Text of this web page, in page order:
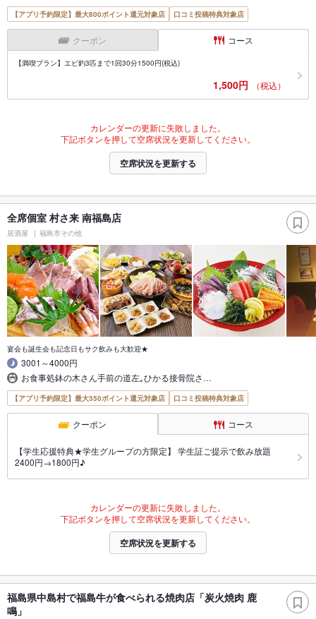
【アプリ予約限定】最大800ポイント還元対象店 口コミ投稿特典対象店
クーポン コース
【満喫プラン】エビ釣3匹まで1回30分1500円(税込)
1,500円 （税込）
カレンダーの更新に失敗しました。
下記ボタンを押して空席状況を更新してください。
空席状況を更新する
全席個室 村さ来 南福島店
居酒屋 福島市その他
宴会も誕生会も記念日もサク飲みも大歓迎★
3001～4000円
お食事処鉢の木さん手前の道左｡ひかる接骨院さ…
【アプリ予約限定】最大350ポイント還元対象店 口コミ投稿特典対象店
クーポン コース
【学生応援特典★学生グループの方限定】 学生証ご提示で飲み放題
2400円→1800円♪
カレンダーの更新に失敗しました。
下記ボタンを押して空席状況を更新してください。
空席状況を更新する
福島県中島村で福島牛が食べられる焼肉店「炭火焼肉 鹿
鳴」